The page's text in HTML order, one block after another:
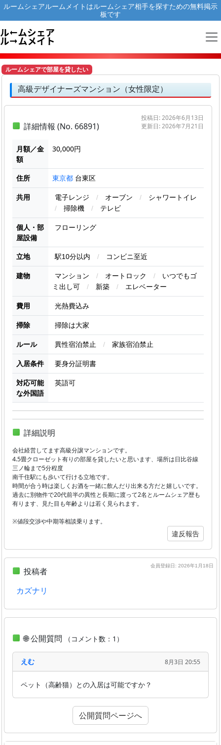
ルームシェアルームメイトはルームシェア相手を探すための無料掲示
板です
ルームシェアで部屋を貸したい
高級デザイナーズマンション（女性限定）
投稿日: 2026年6月13日
更新日: 2026年7月21日
詳細情報 (No. 66891)
月額／金
額
30,000円
住所 東京都 台東区
共用 電子レンジ / オーブン /
シャワートイレ
/
掃除機 / テレビ
個人・部
屋設備
フローリング
立地 駅10分以内 / コンビニ至近
建物 マンション / オートロック /
いつでもゴ
ミ出し可
/ 新築 / エレベーター
費用 光熱費込み
掃除 掃除は大家
ルール 異性宿泊禁止 / 家族宿泊禁止
入居条件 要身分証明書
対応可能
な外国語
英語可
詳細説明
会社経営してます高級分譲マンションです。
4.5畳クローゼット有りの部屋を貸したいと思います、場所は日比谷線
三ノ輪まで5分程度
南千住駅にも歩いて行ける立地です。
時間が合う時は楽しくお酒を一緒に飲んだり出来る方だと嬉しいです。
過去に別物件で20代前半の異性と長期に渡って2名とルームシェア歴も
有ります、見た目も年齢よりは若く見られます。
※値段交渉や中期等相談乗ります。
違反報告
会員登録日: 2026年1月18日
投稿者
カズナリ
🌐 公開質問 （コメント数：1）
8月3日 20:55
えむ
ペット（高齢猫）との入居は可能ですか？
公開質問ページへ